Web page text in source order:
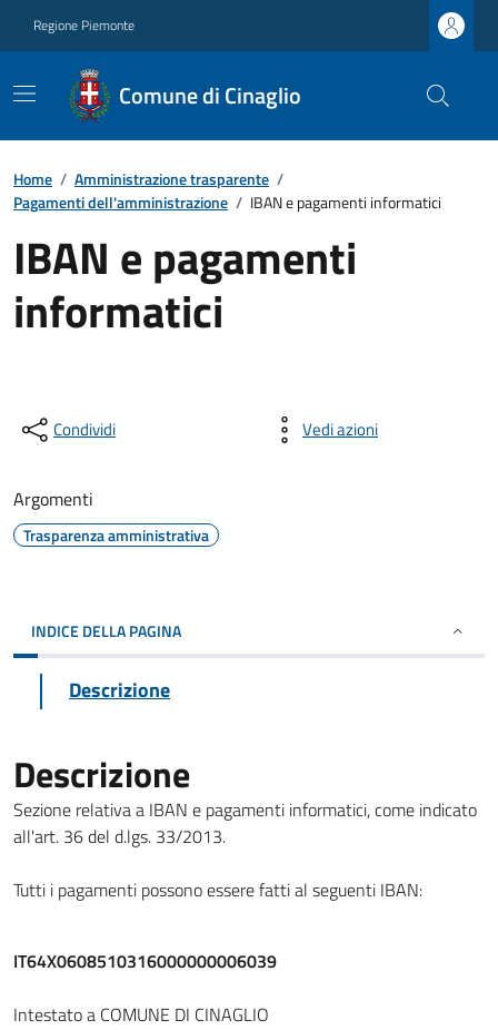
Regione Piemonte
Comune di Cinaglio
Home / Amministrazione trasparente /
Pagamenti dell'amministrazione / IBAN e pagamenti informatici
IBAN e pagamenti
informatici
Condividi Vedi azioni
Argomenti
Trasparenza amministrativa
INDICE DELLA PAGINA
Descrizione
Descrizione
Sezione relativa a IBAN e pagamenti informatici, come indicato
all'art. 36 del d.lgs. 33/2013.
Tutti i pagamenti possono essere fatti al seguenti IBAN:
IT64X0608510316000000006039
Intestato a COMUNE DI CINAGLIO